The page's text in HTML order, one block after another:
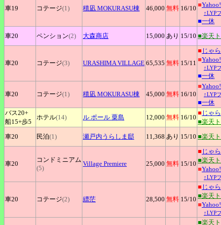
車19 コテージ(1) 積凪 MOKURASU棟 46,000 無料 16/10 ■
↑LYP
■一休
車20
ペンション(2) 大森商店 15,000 あり 15/10 ■楽天
車20 コテージ(3) URASHIMAVILLAGE 65,535 無料 15/11
■ じゃ
■
↑LYP
■一休
車20 コテージ(1) 積凪 MOKURASU棟 45,000 無料 16/10
■
↑LYP
■一休
バス20+
船15+歩5
ホテル(14) ル ポール 粟島 12,000 無料 16/10
■ じゃ
■楽天
車20
民泊(1) 瀬戸内うらしま邸 11,368 あり 15/10 ■楽天
車20
コンドミニアム
(5)
Village Premiere 25,000 無料 15/10
■ じゃ
■楽天
■
↑LYP
車20 コテージ(2) 縹茫 28,500 無料 15/10
■ じゃ
■楽天
■
↑LYP
■楽天